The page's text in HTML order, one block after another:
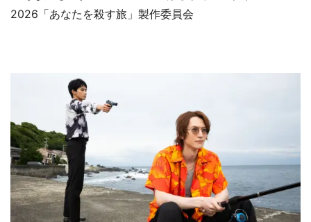
2026「あなたを殺す旅」製作委員会